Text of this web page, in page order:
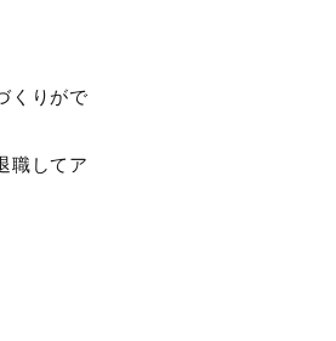
くりがで
職してア